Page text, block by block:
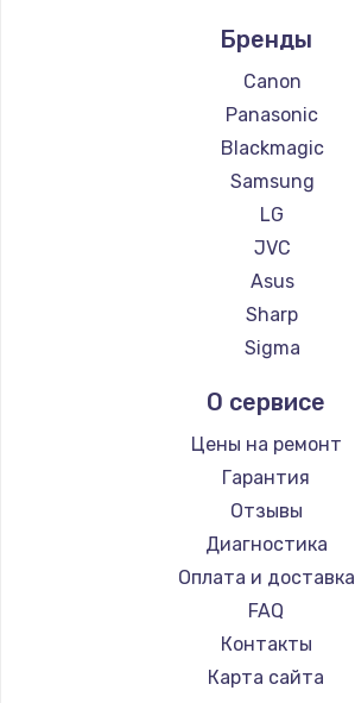
Бренды
Canon
Panasonic
Blackmagic
Samsung
LG
JVC
Asus
Sharp
Sigma
О сервисе
Цены на ремонт
Гарантия
Отзывы
Диагностика
Оплата и доставка
FAQ
Контакты
Карта сайта